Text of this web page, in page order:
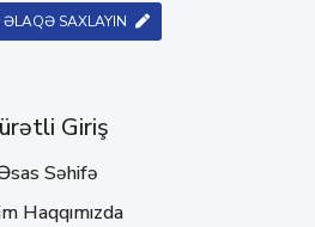
ƏLAQƏ SAXLAYIN
Giriş
Səhifə
Haqqımızda